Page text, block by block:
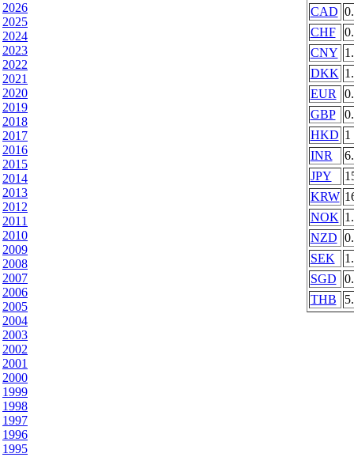
2026
2025
2024
2023
2022
2021
2020
2019
2018
2017
2016
2015
2014
2013
2012
2011
2010
2009
2008
2007
2006
2005
2004
2003
2002
2001
2000
1999
1998
1997
1996
1995
CAD
CHF
CNY
DKK
EUR
GBP
HKD 1
INR
JPY
KRW
NOK
NZD
SEK
SGD
THB